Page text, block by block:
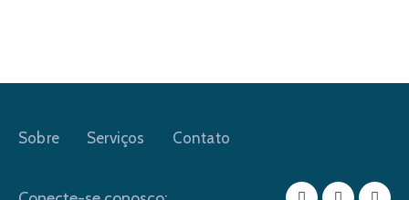
Sobre Serviços Contato